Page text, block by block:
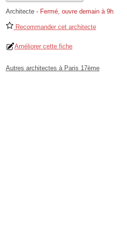
Architecte - Fermé, ouvre demain à 9h
Recommander cet architecte
Améliorer cette fiche
Autres architectes à Paris 17ème